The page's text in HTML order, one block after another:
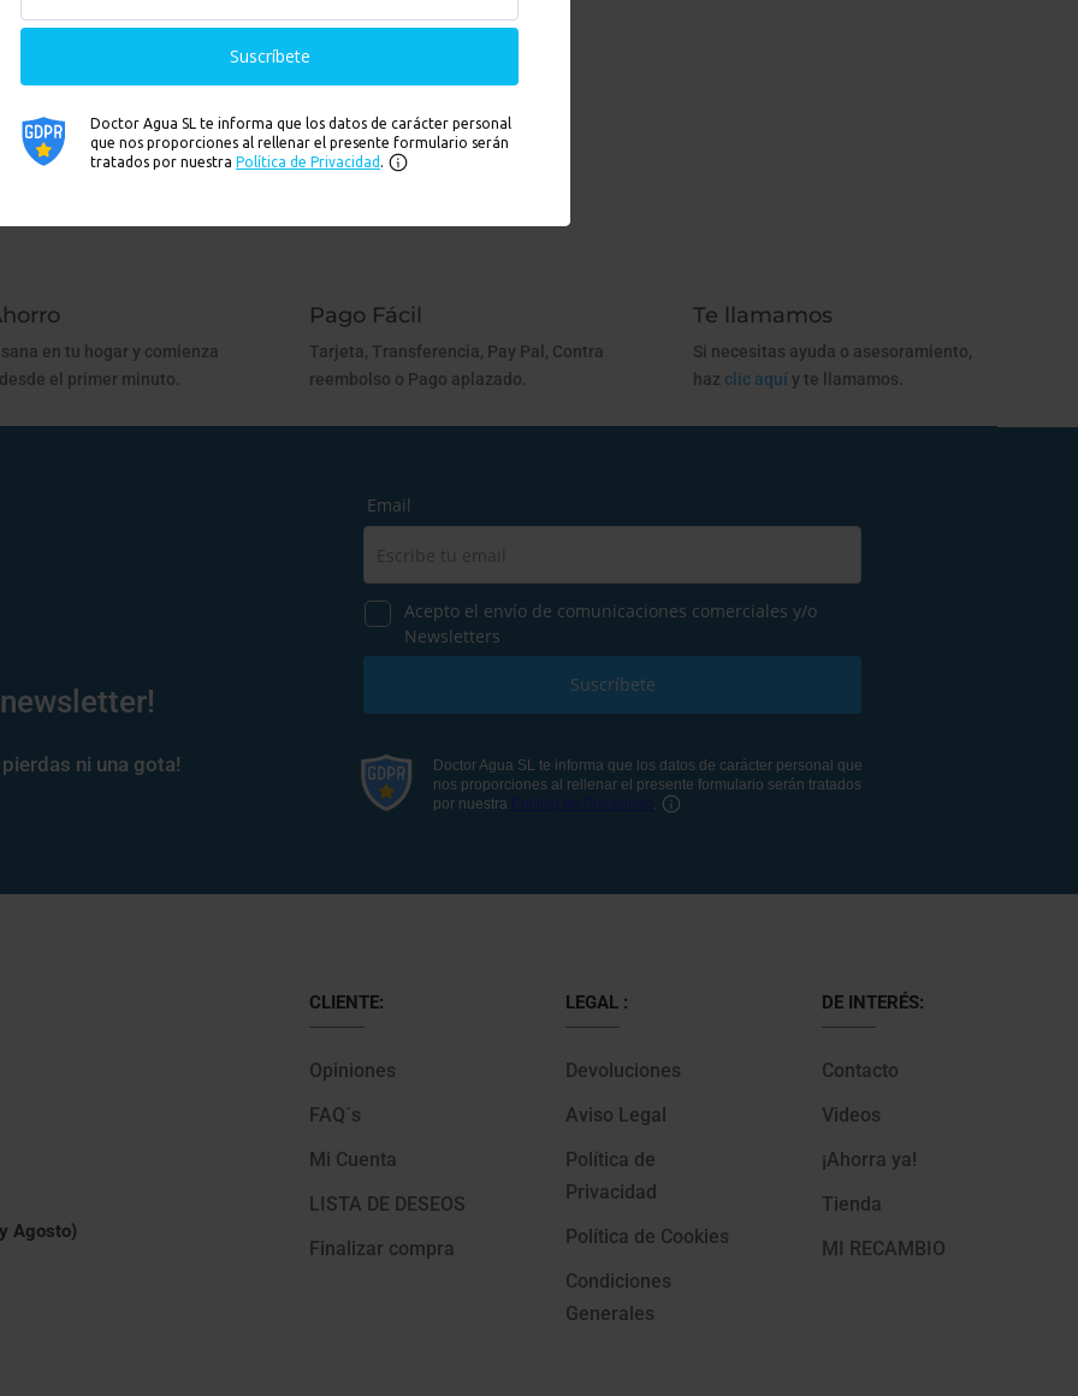
en tu hogar y comienza
el primer minuto.
Pago Fácil
Tarjeta, Transferencia, Pay Pal, Contra
reembolso o Pago aplazado.
Te llamamos
Si necesitas ayuda o asesoramiento,
haz clic aquí y te llamamos.
ni una gota!
Agosto)
CLIENTE:
Opiniones
FAQ´s
Mi Cuenta
LISTA DE DESEOS
Finalizar compra
LEGAL :
Devoluciones
Aviso Legal
Política de
Privacidad
Política de Cookies
Condiciones
Generales
DE INTERÉS:
Contacto
Videos
¡Ahorra ya!
Tienda
MI RECAMBIO